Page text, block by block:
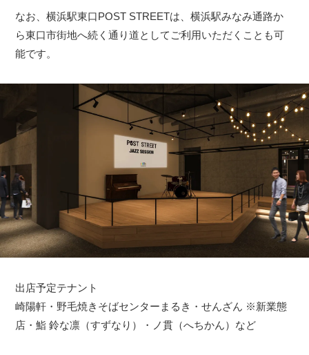
なお、横浜駅東口POST STREETは、横浜駅みなみ通路か
ら東口市街地へ続く通り道としてご利用いただくことも可
能です。
出店予定テナント
崎陽軒・野毛焼きそばセンターまるき・せんざん ※新業態
店・鮨 鈴な凛（すずなり）・ノ貫（へちかん）など